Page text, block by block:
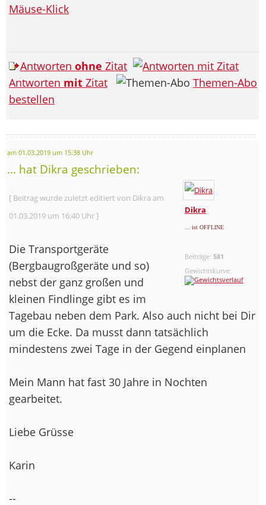
Mäuse-Klick
Antworten ohne Zitat
Antworten mit Zitat
Themen-Abo
bestellen
am 01.03.2019 um 15:38 Uhr
... hat Dikra geschrieben:
Dikra
... ist OFFLINE
Beiträge:581
Gewichtskurve:
[ Beitrag wurde zuletzt editiert von Dikra am
01.03.2019 um 16:40 Uhr ]
Die Transportgeräte
(Bergbaugroßgeräte und so)
nebst der ganz großen und
kleinen Findlinge gibt es im
Tagebau neben dem Park. Also auch nicht bei Dir
um die Ecke. Da musst dann tatsächlich
mindestens zwei Tage in der Gegend einplanen
Mein Mann hat fast 30 Jahre in Nochten
gearbeitet.
Liebe Grüsse
Karin
--